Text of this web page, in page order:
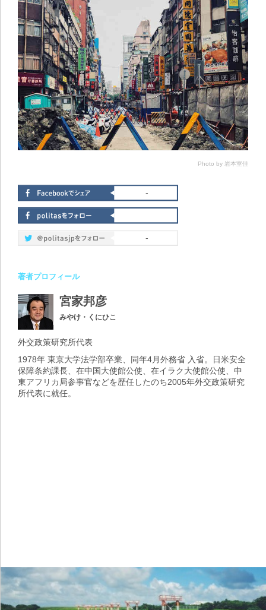
Photo by 岩本室佳
-
-
著者プロフィール
宮家邦彦
みやけ・くにひこ
外交政策研究所代表
1978年 東京大学法学部卒業、同年4月外務省 入省。日米安全
保障条約課長、在中国大使館公使、在イラク大使館公使、中
東アフリカ局参事官などを歴任したのち2005年外交政策研究
所代表に就任。